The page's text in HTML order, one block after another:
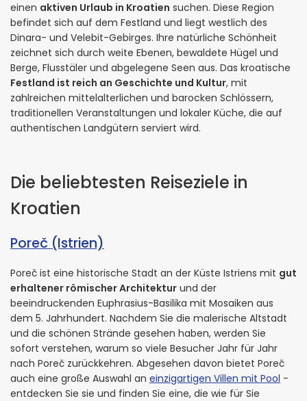
einen aktiven Urlaub in Kroatien suchen. Diese Region
befindet sich auf dem Festland und liegt westlich des
Dinara- und Velebit-Gebirges. Ihre natürliche Schönheit
zeichnet sich durch weite Ebenen, bewaldete Hügel und
Berge, Flusstäler und abgelegene Seen aus. Das kroatische
Festland ist reich an Geschichte und Kultur, mit
zahlreichen mittelalterlichen und barocken Schlössern,
traditionellen Veranstaltungen und lokaler Küche, die auf
authentischen Landgütern serviert wird.
Die beliebtesten Reiseziele in
Kroatien
Poreč (Istrien)
Poreč ist eine historische Stadt an der Küste Istriens mit gut
erhaltener römischer Architektur und der
beeindruckenden Euphrasius-Basilika mit Mosaiken aus
dem 5. Jahrhundert. Nachdem Sie die malerische Altstadt
und die schönen Strände gesehen haben, werden Sie
sofort verstehen, warum so viele Besucher Jahr für Jahr
nach Poreč zurückkehren. Abgesehen davon bietet Poreč
auch eine große Auswahl an einzigartigen Villen mit Pool -
entdecken Sie sie und finden Sie eine, die wie für Sie